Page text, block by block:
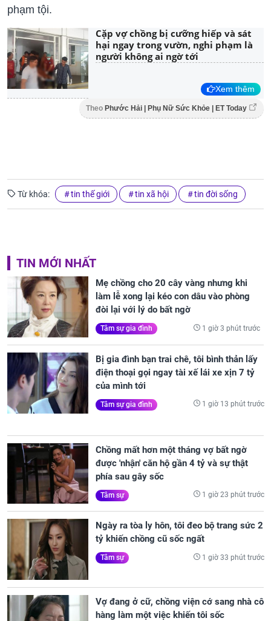
phạm tội.
Cặp vợ chồng bị cưỡng hiếp và sát
hại ngay trong vườn, nghi phạm là
người không ai ngờ tới
Xem thêm
Theo Phước Hải | Phụ Nữ Sức Khỏe | ET Today
Từ khóa: tin thế giới tin xã hội tin đời sống
TIN MỚI NHẤT
Mẹ chồng cho 20 cây vàng nhưng khi
làm lễ xong lại kéo con dâu vào phòng
đòi lại với lý do bất ngờ
Tâm sự gia đình 1 giờ 3 phút trước
Bị gia đình bạn trai chê, tôi bình thản lấy
điện thoại gọi ngay tài xế lái xe xịn 7 tỷ
của mình tới
Tâm sự gia đình 1 giờ 13 phút trước
Chồng mất hơn một tháng vợ bất ngờ
được 'nhận' căn hộ gần 4 tỷ và sự thật
phía sau gây sốc
Tâm sự 1 giờ 23 phút trước
Ngày ra tòa ly hôn, tôi đeo bộ trang sức 2
tỷ khiến chồng cũ sốc ngất
Tâm sự 1 giờ 33 phút trước
Vợ đang ở cữ, chồng viện cớ sang nhà cô
hàng làm một việc khiến tôi sốc